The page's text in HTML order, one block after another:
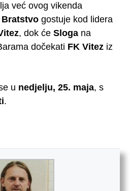
već ovog vikenda
Bratstvo gostuje kod lidera
, dok će Sloga na
dočekati FK Vitez iz
u nedjelju, 25. maja, s
.